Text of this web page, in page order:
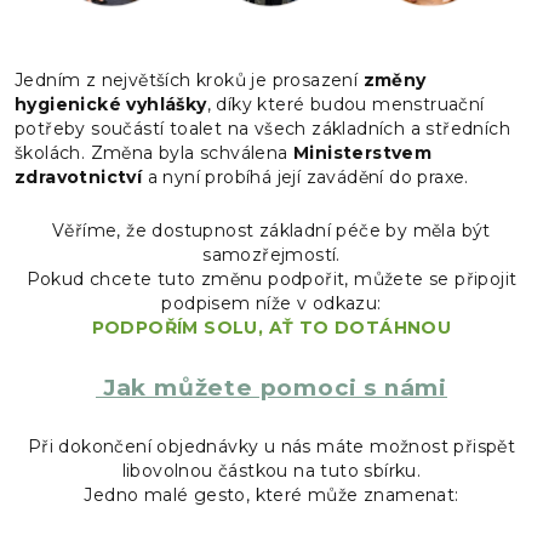
Jedním z největších kroků je prosazení změny
hygienické vyhlášky, díky které budou menstruační
potřeby součástí toalet na všech základních a středních
školách. Změna byla schválena Ministerstvem
zdravotnictvía nyní probíhá její zavádění do praxe.
Věříme, že dostupnost základní péče by měla být
samozřejmostí.
Pokud chcete tuto změnu podpořit, můžete se připojit
podpisem níže v odkazu:
PODPOŘÍM SOLU, AŤ TO DOTÁHNOU
Jak můžete pomoci s námi
Při dokončení objednávky u nás máte možnost přispět
libovolnou částkou na tuto sbírku.
Jedno malé gesto, které může znamenat: